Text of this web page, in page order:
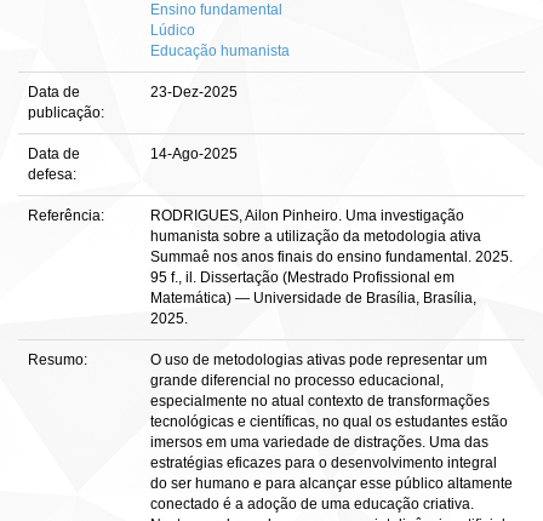
Ensino fundamental
Lúdico
Educação humanista
Data de
publicação:
23-Dez-2025
Data de
defesa:
14-Ago-2025
Referência:
RODRIGUES, Ailon Pinheiro. Uma investigação
humanista sobre a utilização da metodologia ativa
Summaê nos anos finais do ensino fundamental. 2025.
95 f., il. Dissertação (Mestrado Profissional em
Matemática) — Universidade de Brasília, Brasília,
2025.
Resumo:
O uso de metodologias ativas pode representar um
grande diferencial no processo educacional,
especialmente no atual contexto de transformações
tecnológicas e científicas, no qual os estudantes estão
imersos em uma variedade de distrações. Uma das
estratégias eficazes para o desenvolvimento integral
do ser humano e para alcançar esse público altamente
conectado é a adoção de uma educação criativa.